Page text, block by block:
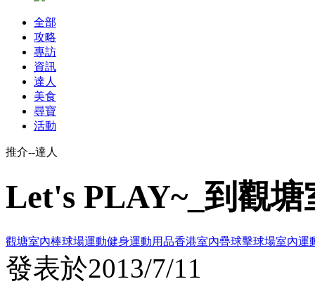
全部
攻略
專訪
資訊
達人
美食
尋寶
活動
推介--達人
Let's PLAY~_到觀
觀塘室內棒球場運動健身運動用品香港室內疊球擊球場室內運
發表於2013/7/11